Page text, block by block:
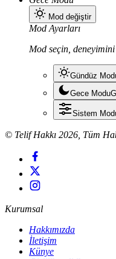
Mod değiştir
Mod Ayarları
Mod seçin,
Gündüz
Gece Modu
Sistem
© Telif Hakkı 2026, Tüm
Kurumsal
Hakkımızda
İletişim
Künye